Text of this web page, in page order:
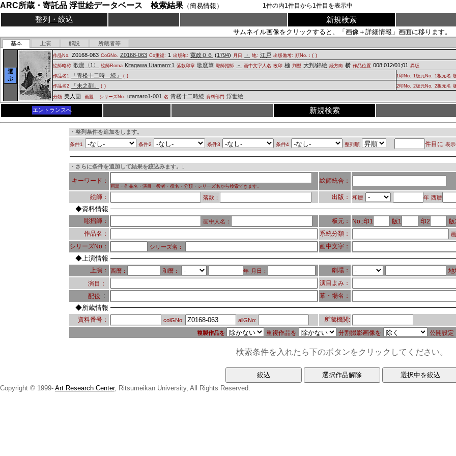
ARC所蔵・寄託品 浮世絵データベース 検索結果（簡易情報） 1件の内1件目から 1件目を表示中
整列・絞込 新規検索
サムネイル画像をクリックすると、「画像＋詳細情報」画面に移ります。
基本 上演 解説 所蔵者等
選
ぶ
作品No. Z0168-063 CoGNo. Z0168-063 Co重複: 1 出版年: 寛政０６ (1794) 月日 ・ 地: 江戸 出版備考: 順No.：( )
絵師略称 歌麿〈1〉 絵師Roma Kitagawa Utamaro:1 落款印章 歌麿筆 彫師摺師 － 画中文字人名 改印 極 判型 大判/錦絵 続方向 横 作品位置 008:012/01;01
異版
作品名1
「青楼十二時 続」 ( ) 1印No. 1板元No. 1板元名
作品名2 「未之刻」 ( ) 2印No. 2板元No. 2板元名
分類 美人画 画題 シリーズNo. utamaro1-001 名 青楼十二時続 資料部門 浮世絵
エントランスへ 新規検索
・整列条件を追加をします。
条件1 条件2 条件3 条件4 整列順 件目に 表
・さらに条件を追加して結果を絞込みます。↓
キーワード：
画題・作品名・演目・役者・役名・分類・シリーズ名から検索できます。
絵師統合：
絵師： 落款： 出版： 和暦 年 西暦
◆資料情報
彫摺師： 画中人名： 板元： No.:印1 版1 印2
作品名： 系統分類：
シリーズNo： シリーズ名： 画中文字：
◆上演情報
上演： 西暦： 和暦： 年 月日： 劇場：
地
演目：
演目よみ：
配役 ： 幕・場名：
◆所蔵情報
資料番号： colGNo: allGNo: 所蔵機関:
複製作品を 重複作品を 分割撮影画像を 公開設定
検索条件を入れたら下のボタンをクリックしてください。
Copyright © 1999- Art Research Center, Ritsumeikan University, All Rights Reserved.